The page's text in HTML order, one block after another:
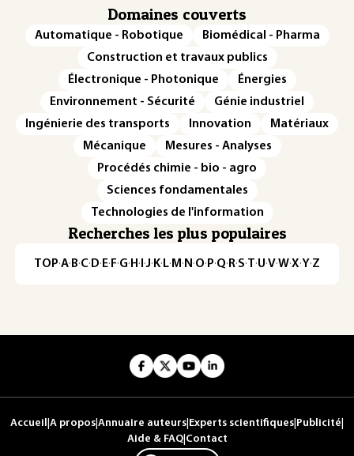
Domaines couverts
Automatique - Robotique
Biomédical - Pharma
Construction et travaux publics
Électronique - Photonique
Énergies
Environnement - Sécurité
Génie industriel
Ingénierie des transports
Innovation
Matériaux
Mécanique
Mesures - Analyses
Procédés chimie - bio - agro
Sciences fondamentales
Technologies de l'information
Recherches les plus populaires
TOP·A·B·C· D· E· F·G· H · ·J· K· L· M · N ·O· P·Q· R·S·T·U·V·W·X·Y·Z
Accueil A propos Annuaire auteurs Experts scientifiques Publicité
Aide & FAQ| Contact